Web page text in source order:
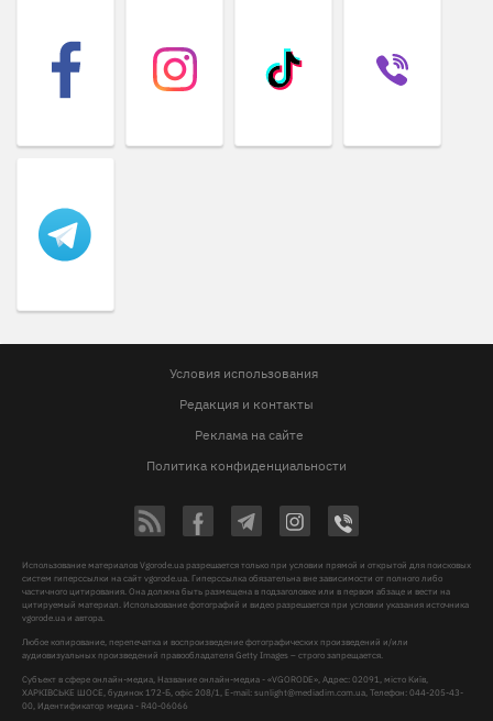
Условия использования
Редакция и контакты
Реклама на сайте
Политика конфиденциальности
Использование материалов Vgorode.ua разрешается только при условии прямой и открытой для поисковых
систем гиперссылки на сайт vgorode.ua. Гиперссылка обязательна вне зависимости от полного либо
частичного цитирования. Она должна быть размещена в подзаголовке или в первом абзаце и вести на
цитируемый материал. Использование фотографий и видео разрешается при условии указания источника
vgorode.ua и автора.
Любое копирование, перепечатка и воспроизведение фотографических произведений и/или
аудиовизуальных произведений правообладателя Getty Images – строго запрещается.
Субъект в сфере онлайн-медиа, Название онлайн-медиа - «VGORODE», Адрес: 02091, місто Київ,
ХАРКІВСЬКЕ ШОСЕ, будинок 172-Б, офіс 208/1, E-mail:sunlight@mediadim.com.ua, Телефон: 044-205-43-
00, Идентификатор медиа - R40-06066